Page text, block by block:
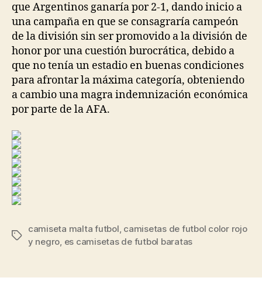
que Argentinos ganaría por 2-1, dando inicio a
una campaña en que se consagraría campeón
de la división sin ser promovido a la división de
honor por una cuestión burocrática, debido a
que no tenía un estadio en buenas condiciones
para afrontar la máxima categoría, obteniendo
a cambio una magra indemnización económica
por parte de la AFA.
Etiquetas
camiseta malta futbol camisetas de futbol color rojo
y negro es camisetas de futbol baratas